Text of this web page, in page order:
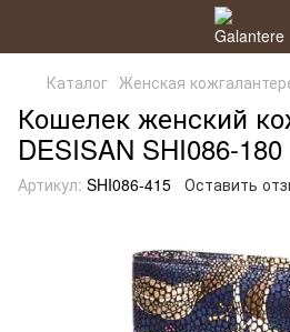
Каталог Женская
Кошелек женский
DESISAN SHI086-180
Артикул: SHI086-415 Оставить